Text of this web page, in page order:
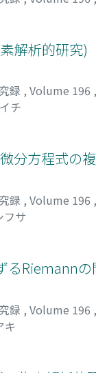
解析的研究)
録 , Volume 196 ,
チ
分方程式の
録 , Volume 196 ,
フサ
るRiemann
録 , Volume 196 ,
キ